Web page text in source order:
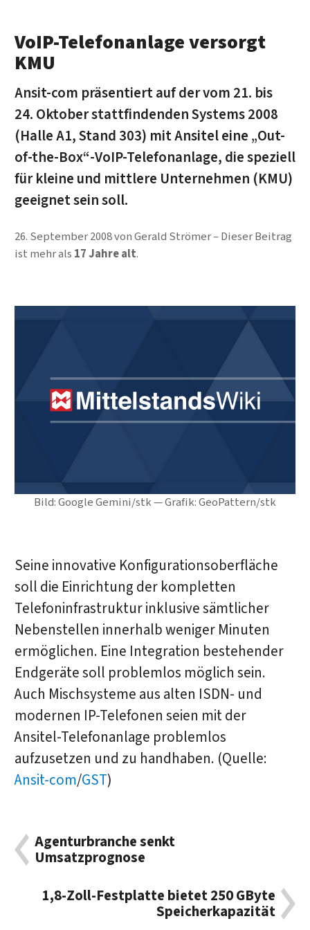
Bild: Google Gemini/stk — Grafik: GeoPattern/stk
VoIP-Telefonanlage versorgt
KMU
Ansit-com präsentiert auf der vom 21. bis
24. Oktober stattfindenden Systems 2008
(Halle A1, Stand 303) mit Ansitel eine „Out-
of-the-Box“-VoIP-Telefonanlage, die speziell
für kleine und mittlere Unternehmen (KMU)
geeignet sein soll.
26. September 2008vonGerald Strömer
Dieser Beitrag
ist mehr als 17 Jahre alt.
Seine innovative Konfigurationsoberfläche
soll die Einrichtung der kompletten
Telefoninfrastruktur inklusive sämtlicher
Nebenstellen innerhalb weniger Minuten
ermöglichen. Eine Integration bestehender
Endgeräte soll problemlos möglich sein.
Auch Mischsysteme aus alten ISDN- und
modernen IP-Telefonen seien mit der
Ansitel-Telefonanlage problemlos
aufzusetzen und zu handhaben. (Quelle:
Ansit-com/GST)
Agenturbranche senkt
Umsatzprognose
1,8-Zoll-Festplatte bietet 250 GByte
Speicherkapazität